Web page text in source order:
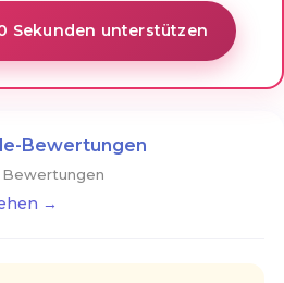
Sekunden unterstützen
Bewertungen
Bewertungen
→